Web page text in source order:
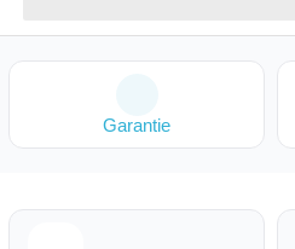
Garantie